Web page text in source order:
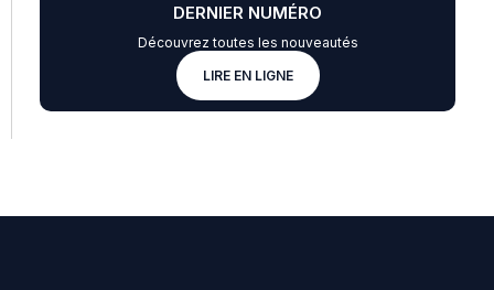
DERNIER NUMÉRO
Découvrez toutes les nouveautés
LIRE EN LIGNE